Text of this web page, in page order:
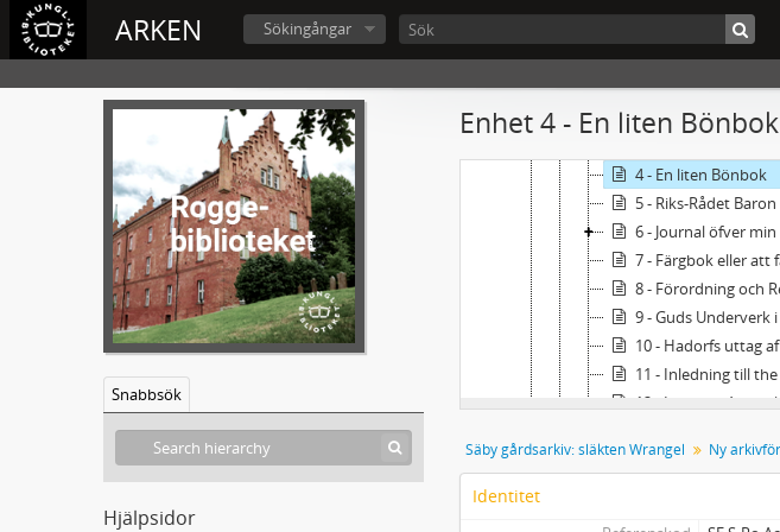
ARKEN Sökingångar
Snabbsök
Hjälpsidor
Enhet 4 - En liten Bönbok
1 - Manuskript
1 - Artillerie
2 - Berättelse om
4 - En liten Bönbok
5 - Riks-Rådet
6 - Journal öfver
7 - Färgbok eller att
8 - Förordning och
9 - Guds Underverk
10 - Hadorfs uttag
11 - Inledning till
12 - Interims
14 - Instruction för
15 - Sveriges
Säby gårdsarkiv: släkten Wrangel Ny
Identitet